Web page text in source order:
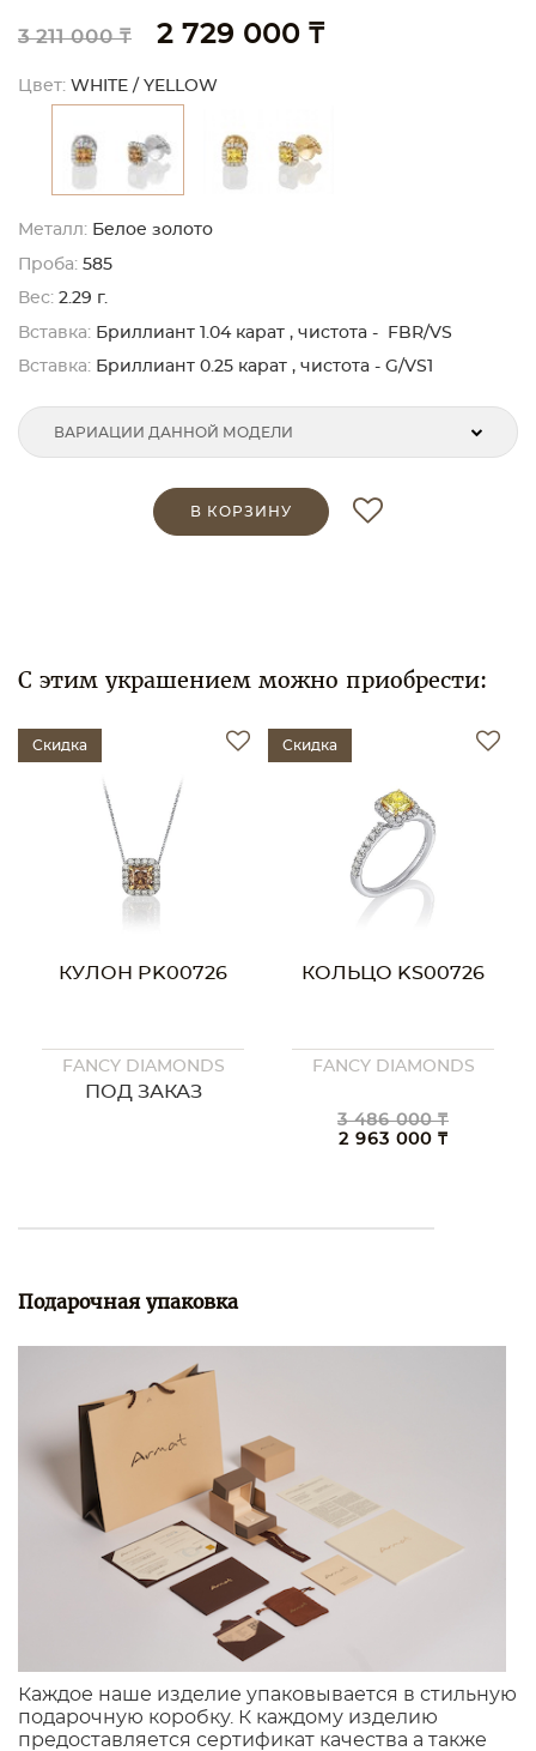
3 211 000 ₸ 2 729 000 ₸
Цвет: WHITE / YELLOW
Металл: Белое золото
Проба: 585
Вес: 2.29 г.
Вставка: Бриллиант 1.04 карат , чистота - FBR/VS
Вставка: Бриллиант 0.25 карат , чистота - G/VS1
ВАРИАЦИИ ДАННОЙ МОДЕЛИ
В КОРЗИНУ
С этим украшением можно приобрести:
Скидка
КУЛОН PK00726
FANCY DIAMONDS
ПОД ЗАКАЗ
Скидка
КОЛЬЦО KS00726
FANCY DIAMONDS
3 486 000 ₸
2 963 000 ₸
Подарочная упаковка
Каждое наше изделие упаковывается в стильную
подарочную коробку. К каждому изделию
предоставляется сертификат качества а также